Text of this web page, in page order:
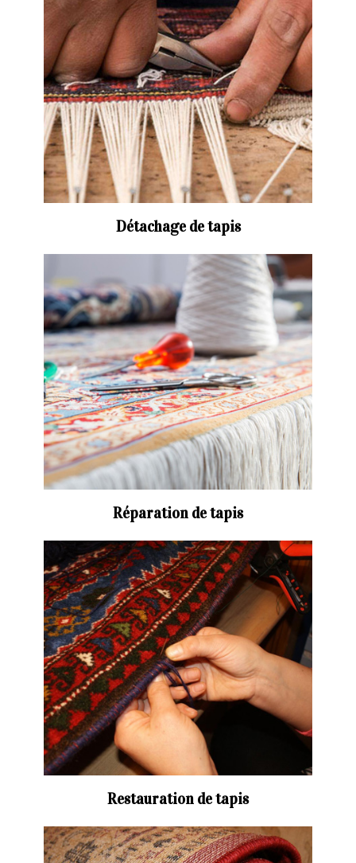
Détachage de tapis
Réparation de tapis
Restauration de tapis